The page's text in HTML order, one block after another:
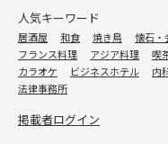
人気キーワード
居酒屋 和食 焼き鳥 懐石・
フランス料理
アジア料理 喫
カラオケ
ビジネスホテル 内
法律事務所
掲載者ログイン